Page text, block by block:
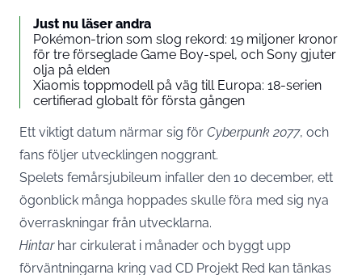
Just nu läser andra
Pokémon-trion som slog rekord: 19 miljoner kronor
för tre förseglade Game Boy-spel, och Sony gjuter
olja på elden
Xiaomis toppmodell på väg till Europa: 18-serien
certifierad globalt för första gången
Ett viktigt datum närmar sig för Cyberpunk 2077, och
fans följer utvecklingen noggrant.
Spelets femårsjubileum infaller den 10 december, ett
ögonblick många hoppades skulle föra med sig nya
överraskningar från utvecklarna.
Hintarhar cirkulerat i månader och byggt upp
förväntningarna kring vad CD Projekt Red kan tänkas